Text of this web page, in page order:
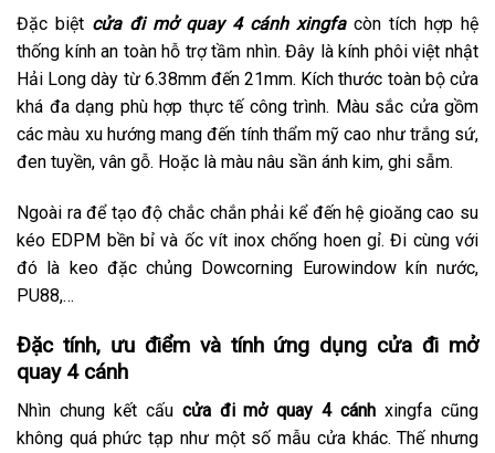
Đặc biệt cửa đi mở quay 4 cánh xingfacòn tích hợp hệ
thống kính an toàn hỗ trợ tầm nhìn. Đây là kính phôi việt nhật
Hải Long dày từ 6.38mm đến 21mm. Kích thước toàn bộ cửa
khá đa dạng phù hợp thực tế công trình. Màu sắc cửa gồm
các màu xu hướng mang đến tính thẩm mỹ cao như trắng sứ,
đen tuyền, vân gỗ. Hoặc là màu nâu sần ánh kim, ghi sẫm.
Ngoài ra để tạo độ chắc chắn phải kể đến hệ gioăng cao su
kéo EDPM bền bỉ và ốc vít inox chống hoen gỉ. Đi cùng với
đó là keo đặc chủng Dowcorning Eurowindow kín nước,
PU88,…
Đặc tính, ưu điểm và tính ứng dụng cửa đi mở
quay 4 cánh
Nhìn chung kết cấu cửa đi mở quay 4 cánh xingfa cũng
không quá phức tạp như một số mẫu cửa khác. Thế nhưng